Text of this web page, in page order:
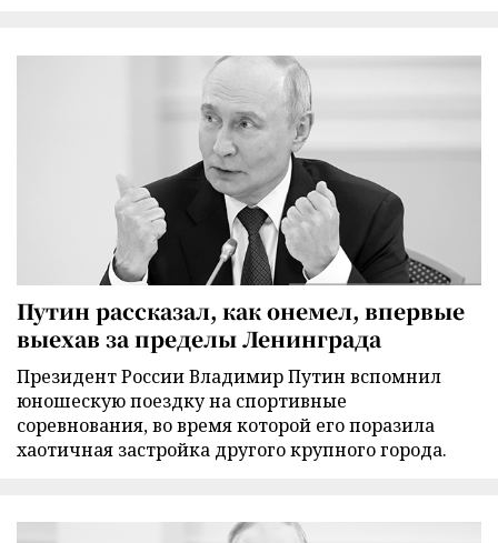
Путин рассказал, как онемел, впервые
выехав за пределы Ленинграда
Президент России Владимир Путин вспомнил
юношескую поездку на спортивные
соревнования, во время которой его поразила
хаотичная застройка другого крупного города.